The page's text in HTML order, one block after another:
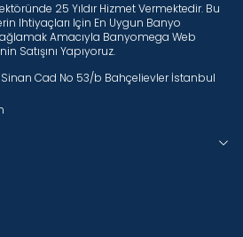
25 Yıldır Hizmet Vermektedir. Bu
Ihtiyaçları Için En Uygun Banyo
Amacıyla Banyomega Web
Satışını Yapıyoruz.
Cad No 53/b Bahçelievler İstanbul